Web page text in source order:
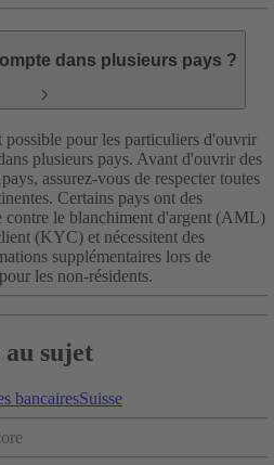
dans plusieurs pays ?
possible pour les particuliers d'ouvrir
plusieurs pays. Avant d'ouvrir des
assurez-vous de respecter toutes
Certains pays ont des
contre le blanchiment d'argent (AML)
(KYC) et nécessitent des
supplémentaires lors de
les non-résidents.
sujet
bancairesSuisse